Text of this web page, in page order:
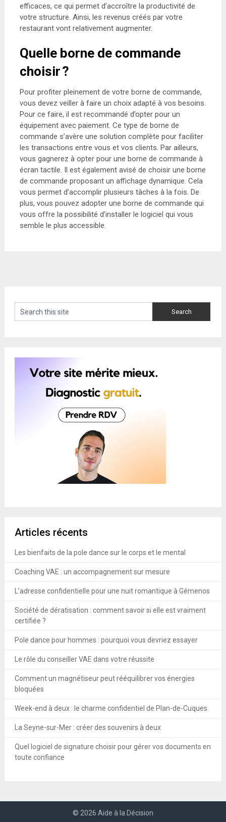
efficaces, ce qui permet d’accroître la productivité de
votre structure. Ainsi, les revenus créés par votre
restaurant vont relativement augmenter.
Quelle borne de commande
choisir ?
Pour profiter pleinement de votre borne de commande,
vous devez veiller à faire un choix adapté à vos besoins.
Pour ce faire, il est recommandé d’opter pour un
équipement avec paiement. Ce type de borne de
commande s’avère une solution complète pour faciliter
les transactions entre vous et vos clients. Par ailleurs,
vous gagnerez à opter pour une borne de commande à
écran tactile. Il est également avisé de choisir une borne
de commande proposant un affichage dynamique. Cela
vous permet d’accomplir plusieurs tâches à la fois. De
plus, vous pouvez adopter une borne de commande qui
vous offre la possibilité d’installer le logiciel qui vous
semble le plus accessible.
Articles récents
Les bienfaits de la pole dance sur le corps et le mental
Coaching VAE : un accompagnement sur mesure
L’adresse confidentielle pour une nuit romantique à Gémenos
Société de dératisation : comment savoir si elle est vraiment
certifiée ?
Pole dance pour hommes : pourquoi vous devriez essayer
Le rôle du conseiller VAE dans votre réussite
Comment un magnétiseur peut rééquilibrer vos énergies
bloquées
Week-end à deux : le charme confidentiel de Plan-de-Cuques
La Seyne-sur-Mer : créer des souvenirs à deux
Quel logiciel de signature choisir pour gérer vos documents en
toute confiance
© 2026 Aide à la Décision